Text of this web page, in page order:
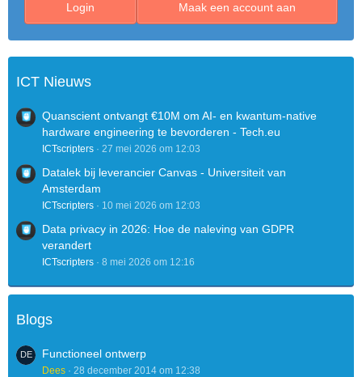
Maak een account aan
Login
ICT Nieuws
Quanscient ontvangt €10M om AI- en kwantum-native
hardware engineering te bevorderen - Tech.eu
ICTscripters 27 mei 2026 om 12:03
Datalek bij leverancier Canvas - Universiteit van
Amsterdam
ICTscripters 10 mei 2026 om 12:03
Data privacy in 2026: Hoe de naleving van GDPR
verandert
ICTscripters 8 mei 2026 om 12:16
Blogs
Functioneel ontwerp
Dees 28 december 2014 om 12:38